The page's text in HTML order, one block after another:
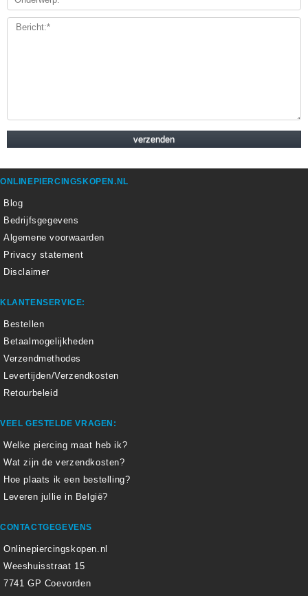
ONLINEPIERCINGSKOPEN.NL
Blog
Bedrijfsgegevens
Algemene voorwaarden
Privacy statement
Disclaimer
KLANTENSERVICE:
Bestellen
Betaalmogelijkheden
Verzendmethodes
Levertijden/Verzendkosten
Retourbeleid
VEEL GESTELDE VRAGEN:
Welke piercing maat heb ik?
Wat zijn de verzendkosten?
Hoe plaats ik een bestelling?
Leveren jullie in België?
CONTACTGEGEVENS
Onlinepiercingskopen.nl
Weeshuisstraat 15
7741 GP Coevorden